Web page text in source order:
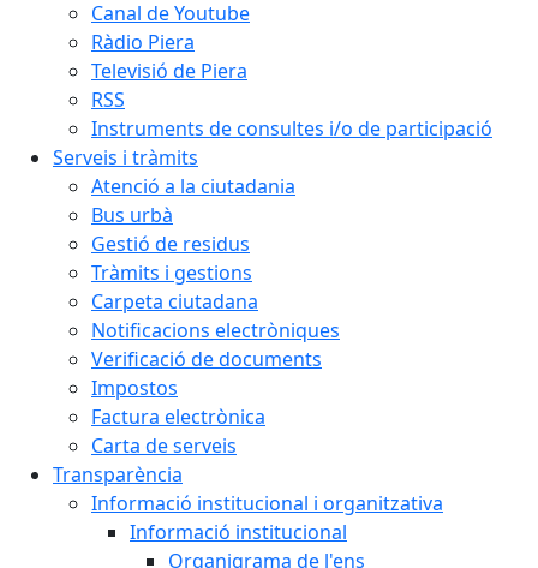
Canal de Youtube
Ràdio Piera
Televisió de Piera
RSS
Instruments de consultes i/o de participació
Serveis i tràmits
Atenció a la ciutadania
Bus urbà
Gestió de residus
Tràmits i gestions
Carpeta ciutadana
Notificacions electròniques
Verificació de documents
Impostos
Factura electrònica
Carta de serveis
Transparència
Informació institucional i organitzativa
Informació institucional
Organigrama de l'ens